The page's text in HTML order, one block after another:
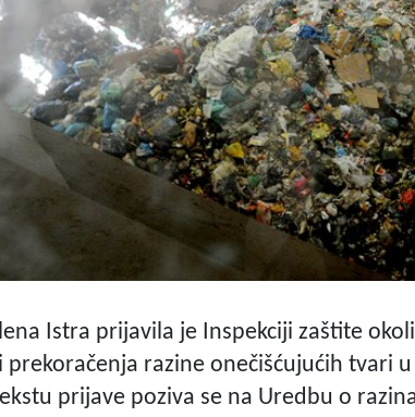
Istra prijavila je Inspekciji zaštite
prekoračenja razine onečišćujućih tvari
prijave poziva se na Uredbu o